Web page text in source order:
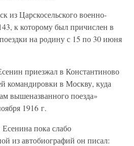
из Царскосельского военно-
к которому был причислен в
на родину с 15 по 30 июня
приезжал в Константиново
командировки в Москву, куда
вышеназванного поезда»
1916 г.
пока слабо
из автобиографий он писал: